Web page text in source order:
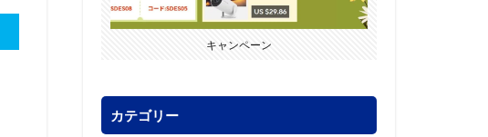
キャンペーン
カテゴリー